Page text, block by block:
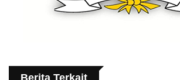
Berita Terkait